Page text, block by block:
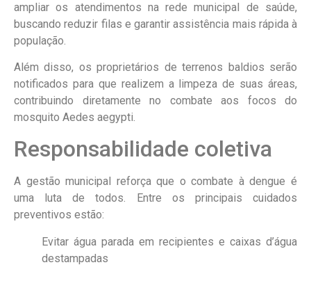
ampliar os atendimentos na rede municipal de saúde,
buscando reduzir filas e garantir assistência mais rápida à
população.
Além disso, os proprietários de terrenos baldios serão
notificados para que realizem a limpeza de suas áreas,
contribuindo diretamente no combate aos focos do
mosquito Aedes aegypti.
Responsabilidade coletiva
A gestão municipal reforça que o combate à dengue é
uma luta de todos. Entre os principais cuidados
preventivos estão:
Evitar água parada em recipientes e caixas d’água
destampadas